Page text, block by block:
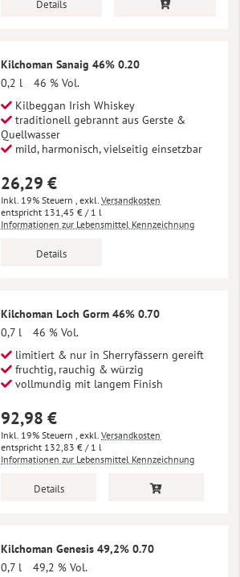
Details
Kilchoman Sanaig 46% 0.20
0,2 l
46 % Vol.
Kilbeggan Irish Whiskey
traditionell gebrannt aus Gerste &
Quellwasser
mild, harmonisch, vielseitig einsetzbar
26,29 €
Inkl. 19% Steuern , exkl. Versandkosten
131,45 € / 1 l
Informationen zur Lebensmittel Kennzeichnung
Details
Kilchoman Loch Gorm 46% 0.70
0,7 l
46 % Vol.
limitiert & nur in Sherryfässern gereift
fruchtig, rauchig & würzig
vollmundig mit langem Finish
92,98 €
Inkl. 19% Steuern , exkl. Versandkosten
132,83 € / 1 l
Informationen zur Lebensmittel Kennzeichnung
Details
Kilchoman Genesis 49,2% 0.70
0,7 l
49,2 % Vol.